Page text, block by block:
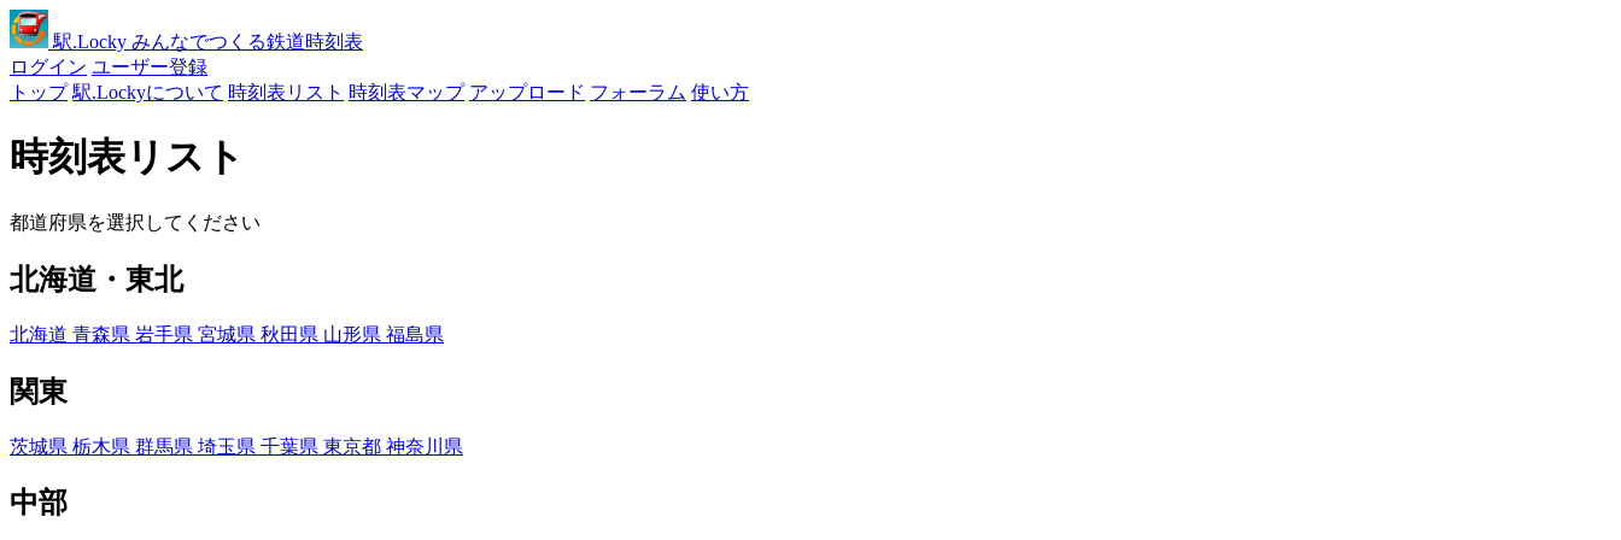
駅.Locky みんなでつくる鉄道時刻表
ログイン ユーザー登録
トップ 駅.Lockyについて 時刻表リスト 時刻表マップ アップロード フォーラム 使い方
時刻表リスト
都道府県を選択してください
北海道・東北
北海道 青森県 岩手県 宮城県 秋田県 山形県 福島県
関東
茨城県 栃木県 群馬県 埼玉県 千葉県 東京都 神奈川県
中部